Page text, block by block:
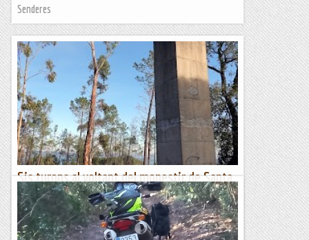
Senderes
Sis turons al voltant del monestir de Santa
Maria de Roca-Rossa (460 m)
Dissabte 3 de febrer de 2024MatinalHora de sortida: Vuit del
matí. Ubicació: Comarca del Maresme. Temps aproximat: 3